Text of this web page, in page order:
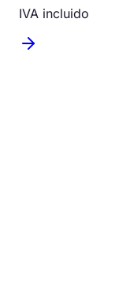
IVA incluido